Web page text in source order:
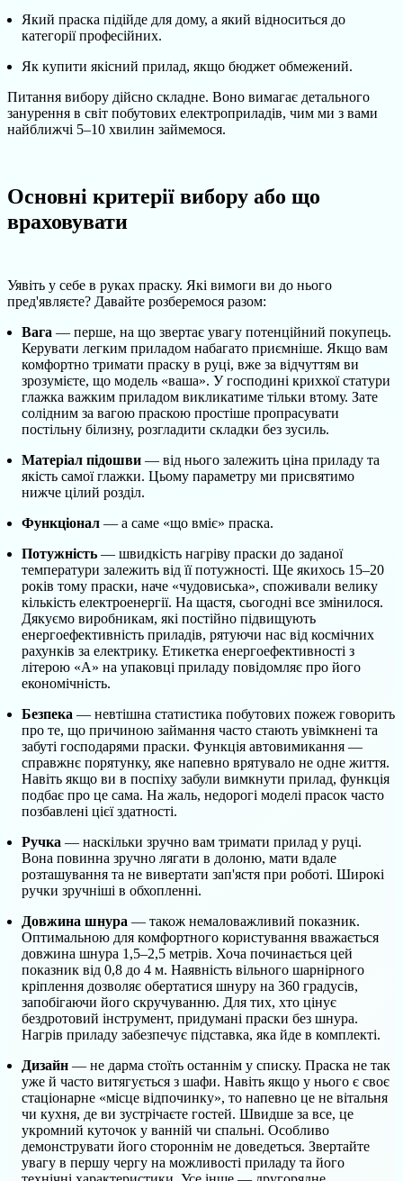
Який праска підійде для дому, а який відноситься до
категорії професійних.
Як купити якісний прилад, якщо бюджет обмежений.
Питання вибору дійсно складне. Воно вимагає детального
занурення в світ побутових електроприладів, чим ми з вами
найближчі 5–10 хвилин займемося.
Основні критерії вибору або що
враховувати
Уявіть у себе в руках праску. Які вимоги ви до нього
пред'являєте? Давайте розберемося разом:
Вага — перше, на що звертає увагу потенційний покупець.
Керувати легким приладом набагато приємніше. Якщо вам
комфортно тримати праску в руці, вже за відчуттям ви
зрозумієте, що модель «ваша». У господині крихкої статури
глажка важким приладом викликатиме тільки втому. Зате
солідним за вагою праскою простіше пропрасувати
постільну білизну, розгладити складки без зусиль.
Матеріал підошви — від нього залежить ціна приладу та
якість самої глажки. Цьому параметру ми присвятимо
нижче цілий розділ.
Функціонал — а саме «що вміє» праска.
Потужність — швидкість нагріву праски до заданої
температури залежить від її потужності. Ще якихось 15–20
років тому праски, наче «чудовиська», споживали велику
кількість електроенергії. На щастя, сьогодні все змінилося.
Дякуємо виробникам, які постійно підвищують
енергоефективність приладів, рятуючи нас від космічних
рахунків за електрику. Етикетка енергоефективності з
літерою «А» на упаковці приладу повідомляє про його
економічність.
Безпека — невтішна статистика побутових пожеж говорить
про те, що причиною займання часто стають увімкнені та
забуті господарями праски. Функція автовимикання —
справжнє порятунку, яке напевно врятувало не одне життя.
Навіть якщо ви в поспіху забули вимкнути прилад, функція
подбає про це сама. На жаль, недорогі моделі прасок часто
позбавлені цієї здатності.
Ручка — наскільки зручно вам тримати прилад у руці.
Вона повинна зручно лягати в долоню, мати вдале
розташування та не вивертати зап'ястя при роботі. Широкі
ручки зручніші в обхопленні.
Довжина шнура — також немаловажливий показник.
Оптимальною для комфортного користування вважається
довжина шнура 1,5–2,5 метрів. Хоча починається цей
показник від 0,8 до 4 м. Наявність вільного шарнірного
кріплення дозволяє обертатися шнуру на 360 градусів,
запобігаючи його скручуванню. Для тих, хто цінує
бездротовий інструмент, придумані праски без шнура.
Нагрів приладу забезпечує підставка, яка йде в комплекті.
Дизайн — не дарма стоїть останнім у списку. Праска не так
уже й часто витягується з шафи. Навіть якщо у нього є своє
стаціонарне «місце відпочинку», то напевно це не вітальня
чи кухня, де ви зустрічаєте гостей. Швидше за все, це
укромний куточок у ванній чи спальні. Особливо
демонструвати його стороннім не доведеться. Звертайте
увагу в першу чергу на можливості приладу та його